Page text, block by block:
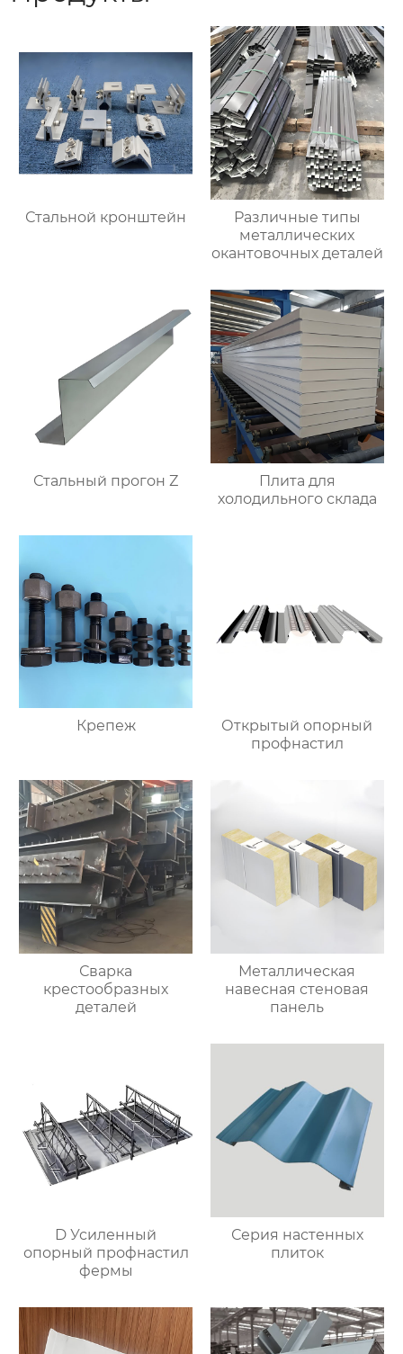
Стальной кронштейн
Различные типы
металлических
окантовочных деталей
Стальный прогон Z
Плита для
холодильного склада
Крепеж
Открытый опорный
профнастил
Сварка
крестообразных
деталей
Металлическая
навесная стеновая
панель
D Усиленный
опорный профнастил
фермы
Серия настенных
плиток